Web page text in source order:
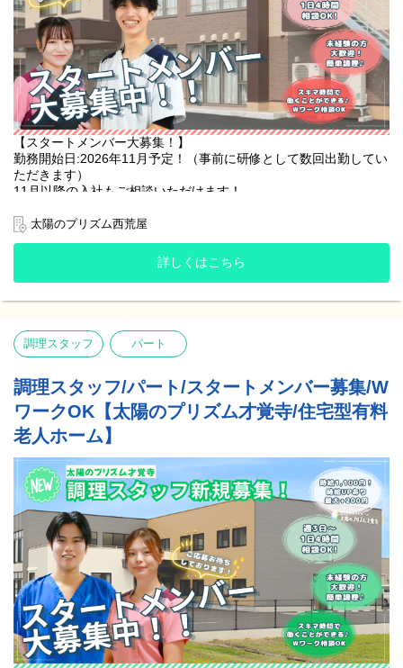
【スタートメンバー大募集！】
勤務開始日:2026年11月予定！（事前に研修として数回出勤してい
ただきます）
11月以降の入社もご相談いただけます！
介護施設でのご入居者様へのお食事の準備・片付けなどをメイン
とするお仕事です！
・未経験の方も大歓迎！！難しい調理はなし！簡単な作業で工程
・日祝手当、早番･遅番時給UPあり！最大で時給+200円♪
・WワークOK！(諸条件あり)
【調理業務】
ご入居者様のお食事準備・片付けなどをお願いいたします。
提供業者から届いた食材を温めたり、盛り付けたりする、簡単な
作業が中心です。
▪️蒸し器や湯煎で温める
▪️食材を刻む(例：卵焼きを一口サイズに切る)
▪️炊飯・汁物の調理
▪️お皿に盛り付ける
▪️配膳・下膳
▪️使った食器を洗う
難しい調理工程はありませんので、料理のご経験がない方も安心
して始めていただけます！
【清掃業務】
調理準備以外の時間帯は、ご入居者様が気持ちよく過ごせるよ
う、施設内の簡単な清掃をお願いいたします。
太陽のプリズム西荒屋
詳しくはこちら
調理スタッフ パート
調理スタッフ/パート/スタートメンバー募集/W
ワークOK【太陽のプリズム才覚寺/住宅型有料
老人ホーム】